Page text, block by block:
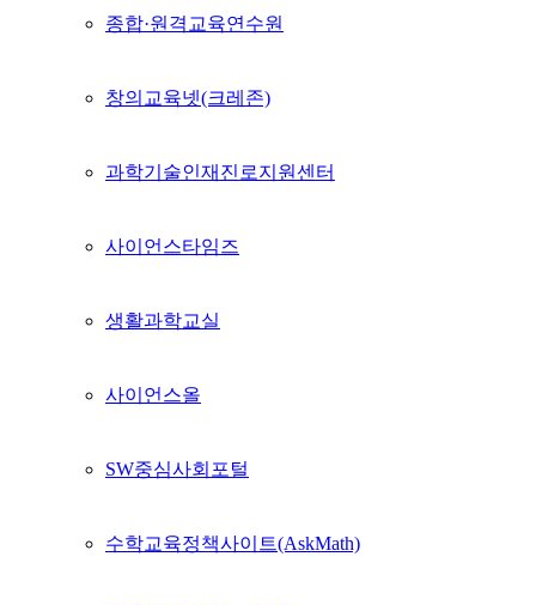
종합·원격교육연수원
창의교육넷(크레존)
과학기술인재진로지원센터
사이언스타임즈
생활과학교실
사이언스올
SW중심사회포털
수학교육정책사이트(AskMath)